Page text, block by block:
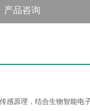
产品咨询
感原理，结合生物智能